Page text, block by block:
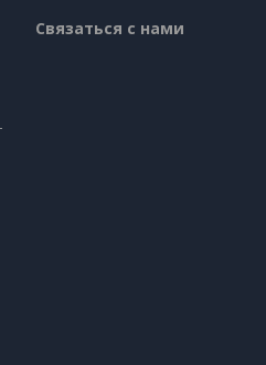
Связаться с нами